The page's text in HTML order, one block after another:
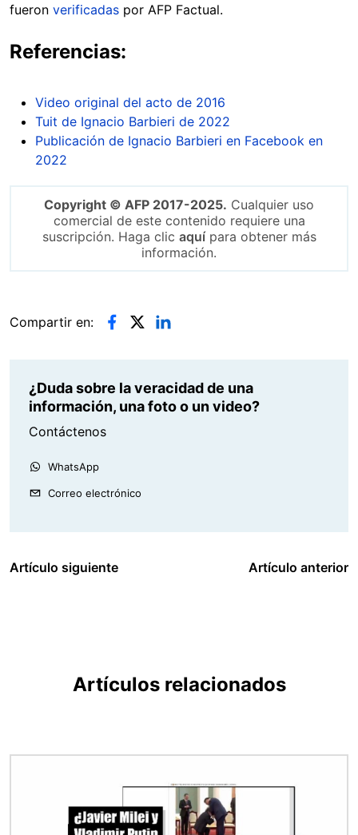
fueron verificadas por AFP Factual.
Referencias:
Video original del acto de 2016
Tuit de Ignacio Barbieri de 2022
Publicación de Ignacio Barbieri en Facebook en
2022
Copyright © AFP 2017-2025. Cualquier uso
comercial de este contenido requiere una
suscripción. Haga clic aquípara obtener más
información.
Compartir en:
¿Duda sobre la veracidad de una
información, una foto o un video?
Contáctenos
WhatsApp
Correo electrónico
Artículo siguiente Artículo anterior
Artículos relacionados